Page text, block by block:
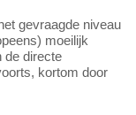
gevraagde niveau
moeilijk
de directe
kortom door